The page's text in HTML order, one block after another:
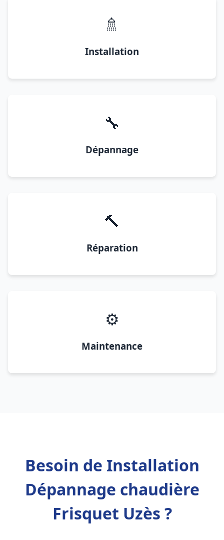
🚿
Installation
🔧
Dépannage
🔨
Réparation
⚙️
Maintenance
Besoin de Installation
Dépannage chaudière
Frisquet Uzès ?